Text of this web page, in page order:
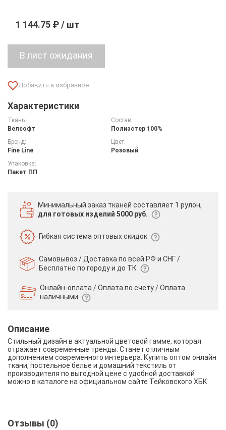
1 144.75 ₽ / шт
Характеристики
Ткань:
Велсофт
Состав:
Полиэстер 100%
Бренд:
Fine Line
Цвет:
Розовый
Упаковка:
Пакет ПП
Минимальный заказ тканей составляет 1 рулон,
для готовых изделий 5000 руб.
Гибкая системаоптовых скидок
Самовывоз / Доставка по всей РФ и СНГ /
Бесплатно по городу и до ТК
Онлайн-оплата / Оплата по счету /Оплата
наличными
Описание
Стильный дизайн в актуальной цветовой гамме, которая
отражает современные тренды. Станет отличным
дополнением современного интерьера. Купить оптом онлайн
ткани, постельное белье и домашний текстиль от
производителя по выгодной цене с удобной доставкой
можно в каталоге на официальном сайте Тейковского ХБК
Отзывы (0)